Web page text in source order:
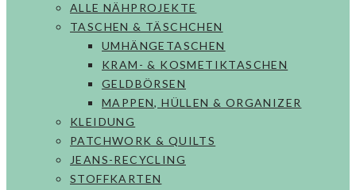
ALLE NÄHPROJEKTE
TASCHEN & TÄSCHCHEN
UMHÄNGETASCHEN
KRAM- & KOSMETIKTASCHEN
GELDBÖRSEN
MAPPEN, HÜLLEN & ORGANIZER
KLEIDUNG
PATCHWORK & QUILTS
JEANS-RECYCLING
STOFFKARTEN